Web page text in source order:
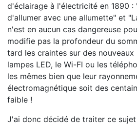
d'éclairage à l'électricité en 1890 :
d'allumer avec une allumette" et
n'est en aucun cas dangereuse
modifie pas la profondeur du
tard les craintes sur des
lampes LED, le Wi-FI ou les
les mêmes bien que leur
électromagnétique soit des
faible !
J'ai donc décidé de traiter ce